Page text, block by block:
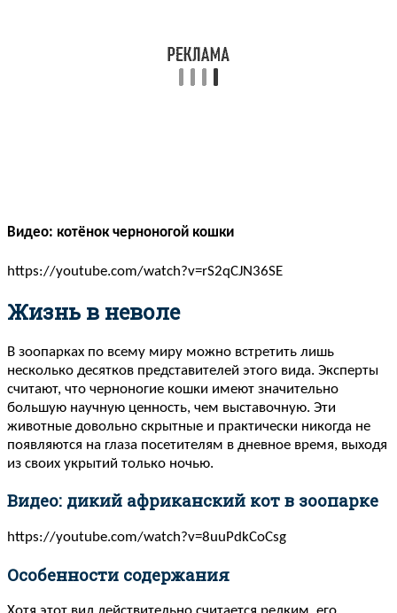
Видео: котёнок черноногой кошки
https://youtube.com/watch?v=rS2qCJN36SE
Жизнь в неволе
В зоопарках по всему миру можно встретить лишь
несколько десятков представителей этого вида. Эксперты
считают, что черноногие кошки имеют значительно
большую научную ценность, чем выставочную. Эти
животные довольно скрытные и практически никогда не
появляются на глаза посетителям в дневное время, выходя
из своих укрытий только ночью.
Видео: дикий африканский кот в зоопарке
https://youtube.com/watch?v=8uuPdkCoCsg
Особенности содержания